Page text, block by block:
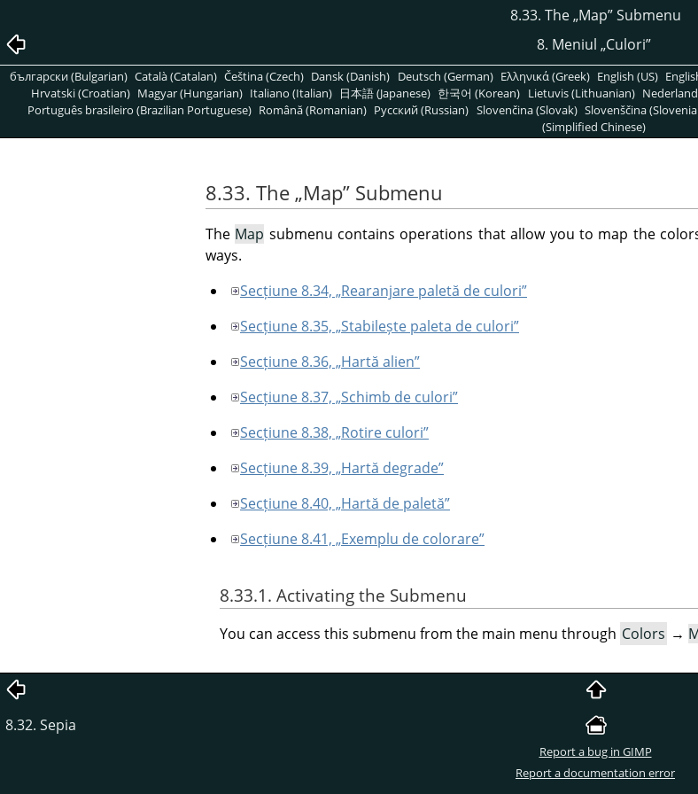
8.33. The„Map”Submenu
8. Meniul „Culori”
български (Bulgarian) Català (Catalan) Čeština (Czech) Dansk (Danish) Deutsch (German) Ελληνικά (Greek) English (US)
Hrvatski (Croatian) Magyar (Hungarian) Italiano (Italian) 日本語 (Japanese) 한국어 (Korean) Lietuvis (Lithuanian)
Português brasileiro (Brazilian Portuguese) Română (Romanian) Pусский (Russian) Slovenčina (Slovak) Slovenščina
(Simplified Chinese)
8.33. The„Map” Submenu
The Map submenu contains operations that allow you to map the
ways.
Secțiune 8.34, „Rearanjare paletă de culori”
Secțiune 8.35, „Stabilește paleta de culori”
Secțiune 8.36, „Hartă alien”
Secțiune 8.37, „Schimb de culori”
Secțiune 8.38, „Rotire culori”
Secțiune 8.39, „Hartă degrade”
Secțiune 8.40, „Hartă de paletă”
Secțiune 8.41, „Exemplu de colorare”
8.33.1. Activating the Submenu
You can access this submenu from the main menu through Colors →
8.32. Sepia
Report a bug in GIMP
Report a documentation error